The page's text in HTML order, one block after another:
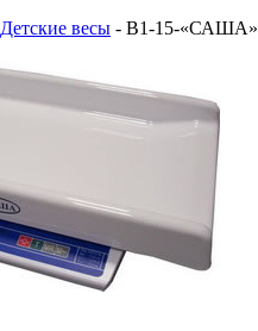
Детские весы - В1-15-«САША»